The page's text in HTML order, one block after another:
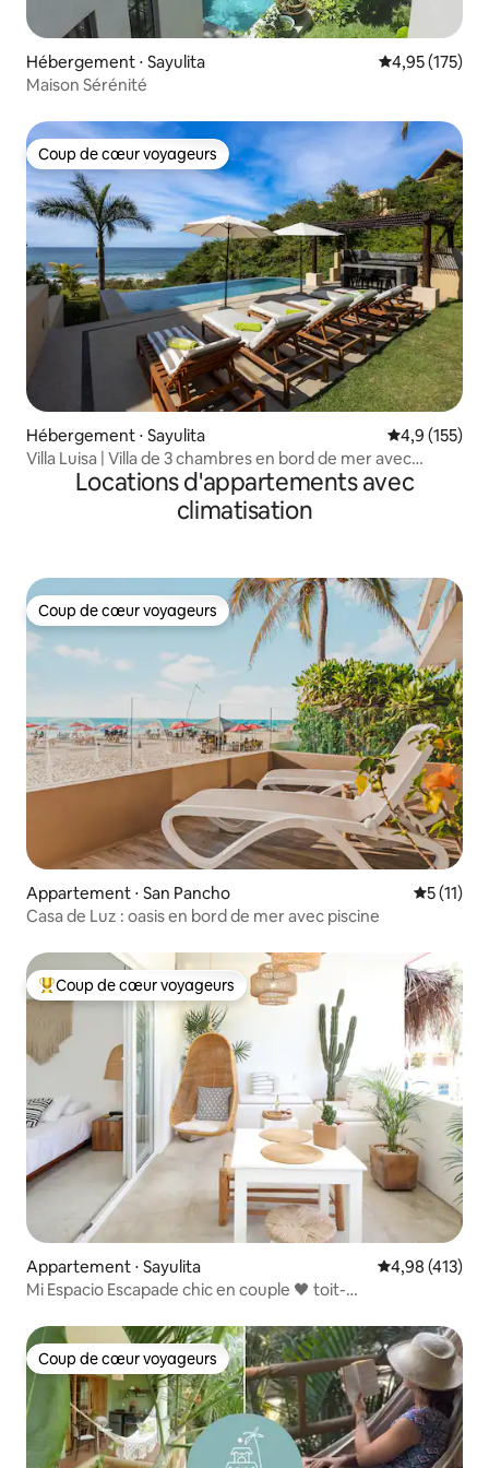
Hébergement ⋅ Sayulita Évaluation
4,95 (175)
Maison Sérénité
Coup de cœur voyageurs
Coup de cœur voyageurs
Hébergement ⋅ Sayulita Évaluation
4,9 (155)
Villa Luisa | Villa de 3 chambres en bord de mer avec
piscineLocations d'appartements avec
climatisation
Coup de cœur voyageurs
Coup de cœur voyageurs
Appartement ⋅ San Pancho
5 (11)
Casa de Luz : oasis en bord de mer avec piscine
Coups de cœur voyageurs les plus appréciés
Coup de cœur voyageurs
Appartement ⋅ Sayulita Évaluation
4,98 (413)
Mi Espacio Escapade chic en couple 🖤 toit-
Coup de cœur voyageurs
Coup de cœur voyageurs